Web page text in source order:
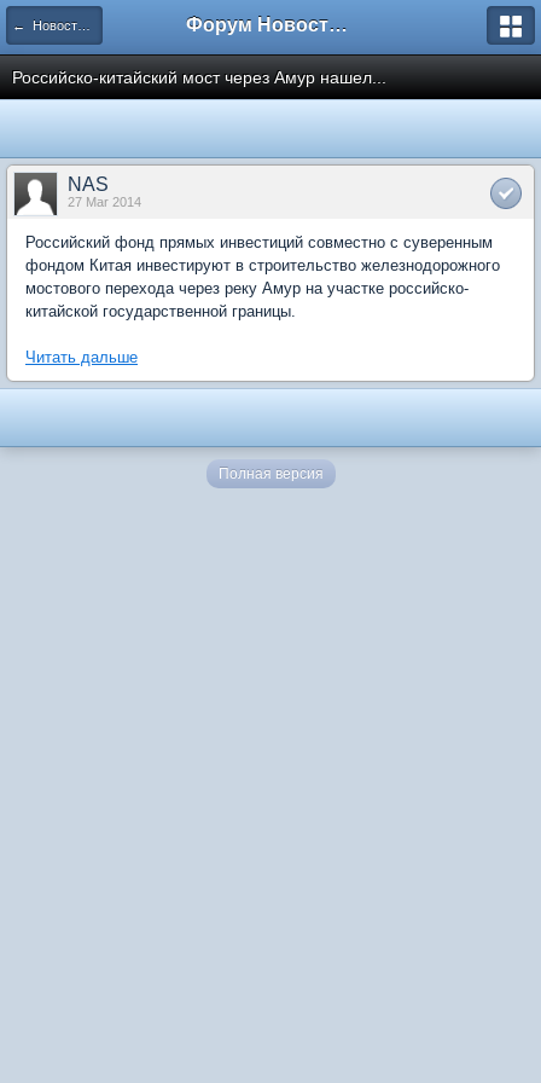
← Новости рынка недвижимости Форум Новостройки
Российско-китайский мост через Амур нашел...
NAS
27 Mar 2014
Российский фонд прямых инвестиций совместно с суверенным
фондом Китая инвестируют в строительство железнодорожного
мостового перехода через реку Амур на участке российско-
китайской государственной границы.
Читать дальше
Полная версия